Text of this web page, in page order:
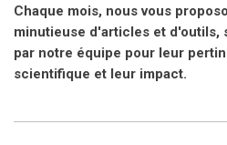
Chaque mois, nous vous
minutieuse d'articles et d'outils,
par notre équipe pour leur
scientifique et leur impact.